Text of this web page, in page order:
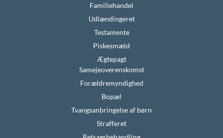
Familiehandel
Udlændingeret
Testamente
Piskesmæld
Ægtepagt
Samejeoverenskomst
Forældremyndighed
Bopæl
Tvangsanbringelse af børn
Strafferet